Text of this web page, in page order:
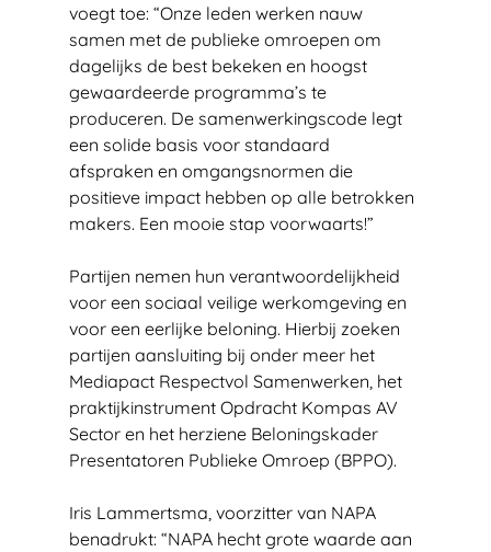
voegt toe: “Onze leden werken nauw
samen met de publieke omroepen om
dagelijks de best bekeken en hoogst
gewaardeerde programma’s te
produceren. De samenwerkingscode legt
een solide basis voor standaard
afspraken en omgangsnormen die
positieve impact hebben op alle betrokken
makers. Een mooie stap voorwaarts!”
Partijen nemen hun verantwoordelijkheid
voor een sociaal veilige werkomgeving en
voor een eerlijke beloning. Hierbij zoeken
partijen aansluiting bij onder meer het
Mediapact Respectvol Samenwerken, het
praktijkinstrument Opdracht Kompas AV
Sector en het herziene Beloningskader
Presentatoren Publieke Omroep (BPPO).
Iris Lammertsma, voorzitter van NAPA
benadrukt: “NAPA hecht grote waarde aan